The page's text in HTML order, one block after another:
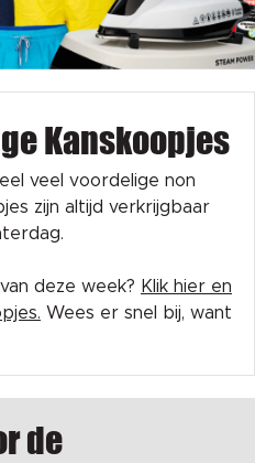
Kanskoopjes
veel voordelige non
zijn altijd verkrijgbaar
deze week? Klik hier en
Wees er snel bij, want
de